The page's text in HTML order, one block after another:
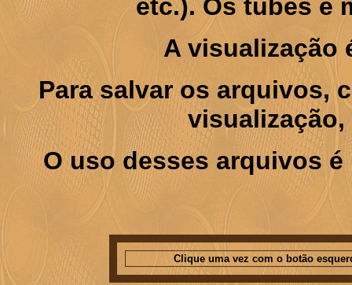
etc.). Os tubes e
A visualização
Para salvar os arquivos,
O uso desses arquivos
Clique uma vez com o botão